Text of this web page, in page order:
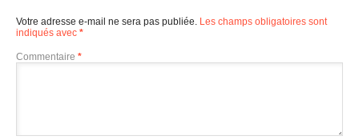
Votre adresse e-mail ne sera pas publiée. Les champs obligatoires sont
indiqués avec *
Commentaire *